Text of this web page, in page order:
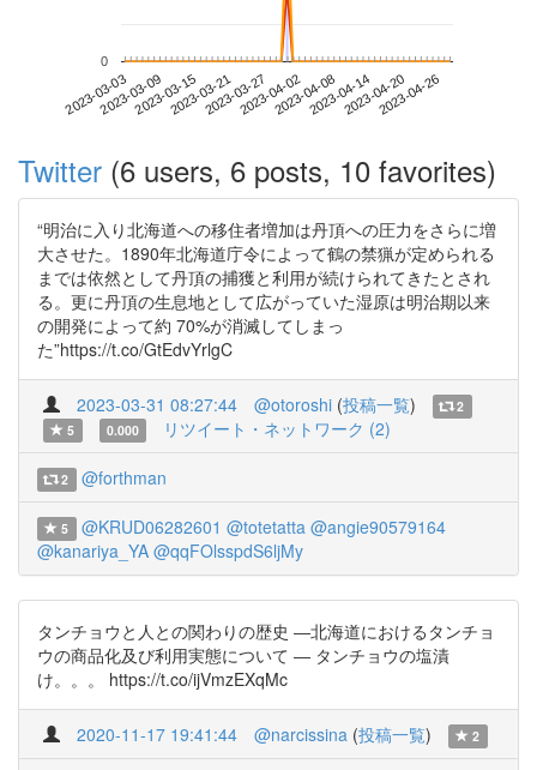
2023-03-032023-03-092023-03-152023-03-212023-03-272023-04-022023-04-082023-04-142023-04-202023-04-26
0
Twitter (6 users, 6 posts, 10 favorites)
“明治に入り北海道への移住者増加は丹頂への圧力をさらに増
大させた。1890年北海道庁令によって鶴の禁猟が定められる
までは依然として丹頂の捕獲と利用が続けられてきたとされ
る。更に丹頂の生息地として広がっていた湿原は明治期以来
の開発によって約 70%が消滅してしまっ
た”https://t.co/GtEdvYrlgC
2023-03-31 08:27:44 @otoroshi (投稿一覧)
2
5
0.000 リツイート・ネットワーク (2)
2 @forthman
5 @KRUD06282601 @totetatta @angie90579164
@kanariya_YA @qqFOlsspdS6ljMy
タンチョウと人との関わりの歴史 ―北海道におけるタンチョ
ウの商品化及び利用実態について ― タンチョウの塩漬
け。。。 https://t.co/ijVmzEXqMc
2020-11-17 19:41:44 @narcissina (投稿一覧) 2